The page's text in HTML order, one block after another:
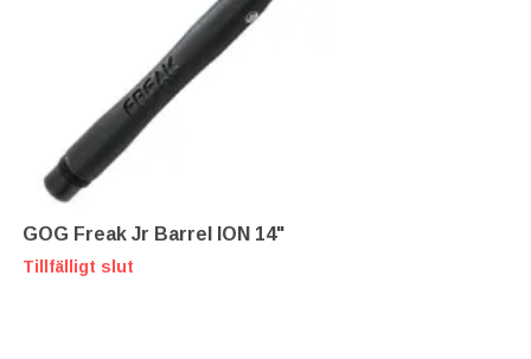
GOG Freak Jr Barrel ION 14"
Tillfälligt slut